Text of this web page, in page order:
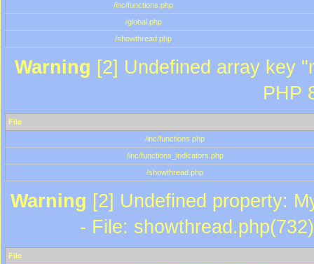
/inc/functions.php
/global.php
/showthread.php
Warning [2] Undefined array key
PHP
File
/inc/functions.php
/inc/functions_indicators.php
/showthread.php
Warning [2] Undefined property:
- File:
File